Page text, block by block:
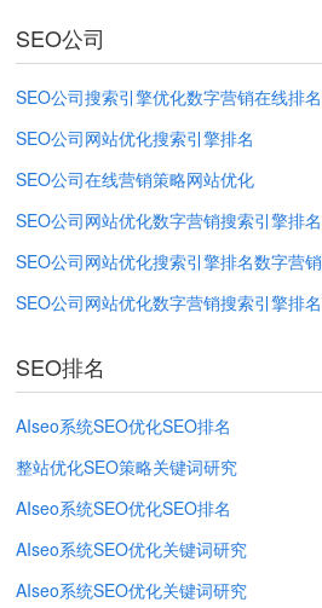
SEO公司
SEO公司搜索引擎优化数字营销在线排名
SEO公司网站优化搜索引擎排名
SEO公司在线营销策略网站优化
SEO公司网站优化数字营销搜索引擎排名
SEO公司网站优化搜索引擎排名数字营销
SEO公司网站优化数字营销搜索引擎排名
SEO排名
AIseo系统SEO优化SEO排名
整站优化SEO策略关键词研究
AIseo系统SEO优化SEO排名
AIseo系统SEO优化关键词研究
AIseo系统SEO优化关键词研究